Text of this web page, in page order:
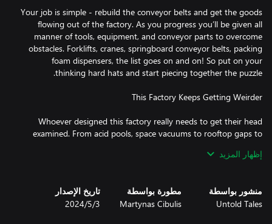
Your job is simple - rebuild the conveyor belts and get the goods
flowing out of the factory. As you progress you’ll be given all
manner of tools, equipment, and conveyor parts to overcome
obstacles. Forklifts, cranes, springboard conveyor belts, packing
foam dispensers, the list goes on and on! So put on your
Whoever designed this factory really needs to get their head
examined. From acid pools, space vacuums to rooftop gaps to
factory will throw tougher challenges at you with more and more
إظهار المزيد
منشور بواسطة
Untold Tales
مطورة بواسطة
Martynas Cibulis
تاريخ الإصدار
3‏/5‏/2024